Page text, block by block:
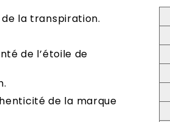
la transpiration.
de l’étoile de
de la marque